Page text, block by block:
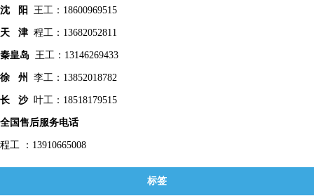
沈 阳 王工：18600969515
天 津 程工：13682052811
秦皇岛 王工：13146269433
徐 州 李工：13852018782
长 沙叶工：18518179515
全国售后服务电话
程工 ：13910665008
标签